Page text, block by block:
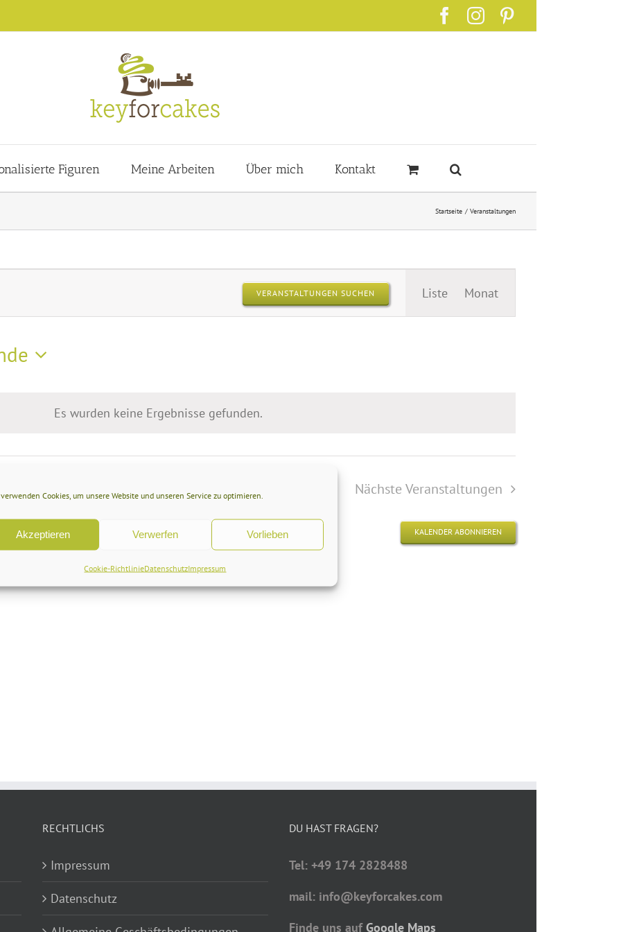
Cookies, um unsere Website und unseren Service zu optimieren.
Akzeptieren Verwerfen Vorlieben
Cookie-RichtlinieDatenschutzImpressum
Facebook
Instagram
Figuren Meine Arbeiten Über mich Kontakt
Startseite Veranstaltungen
Hinweis
Es wurden keine Ergebnisse gefunden.
VERANSTALTUNGEN SUCHEN
Ansichten-
Navigation
Liste Monat
NächsteVeranstaltungen
KALENDER ABONNIEREN
RECHTLICHS
Impressum
Datenschutz
DU HAST FRAGEN?
Tel: +49 174 2828488
mail: info@keyforcakes.com
Finde uns auf Google Maps